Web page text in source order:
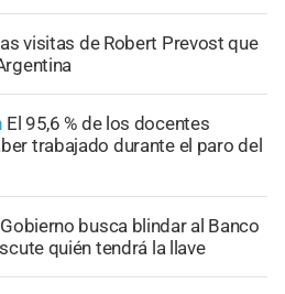
visitas de Robert Prevost que
El 95,6 % de los docentes
trabajado durante el paro del
busca blindar al Banco
quién tendrá la llave